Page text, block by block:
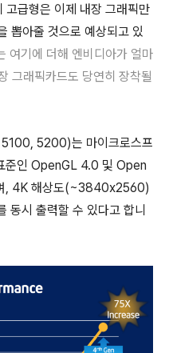
고급형은 이제 내장 그래픽만
뽑아줄 것으로 예상되고 있
여기에 더해 엔비디아가 얼마
그래픽카드도 당연히 장착될
5200)는 마이크로스프
준인 OpenGL 4.0 및 Open
, 4K 해상도(~3840x2560)
동시 출력할 수 있다고 합니